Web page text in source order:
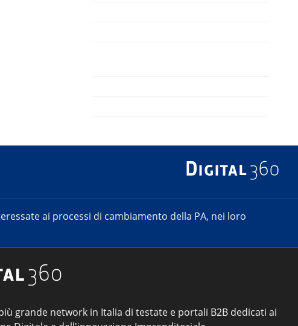
ai processi di cambiamento della PA, nei loro
grande network in Italia di testate e portali B2B dedicati ai